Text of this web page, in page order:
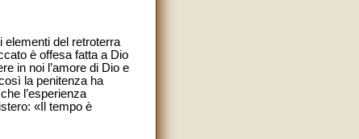
elementi del retroterra
è offesa fatta a Dio
in noi l’amore di Dio e
la penitenza ha
l’esperienza
«Il tempo è